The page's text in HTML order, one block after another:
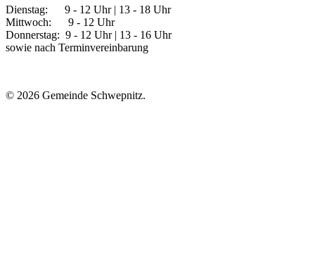
Dienstag: 9 - 12 Uhr | 13 - 18 Uhr
Mittwoch: 9 - 12 Uhr
Donnerstag: 9 - 12 Uhr | 13 - 16 Uhr
sowie nach Terminvereinbarung
© 2026 Gemeinde Schwepnitz.